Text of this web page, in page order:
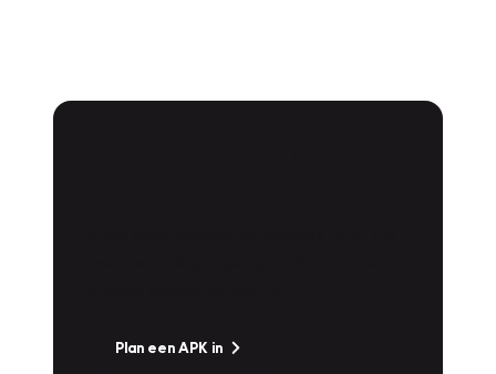
Plan een APK in